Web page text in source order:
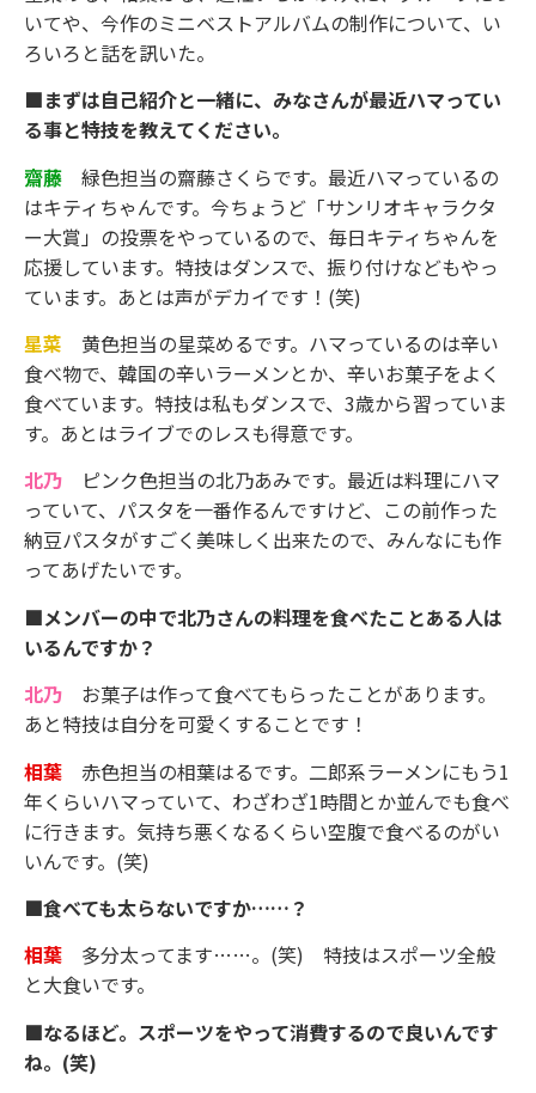
いてや、今作のミニベストアルバムの制作について、い
ろいろと話を訊いた。
■まずは自己紹介と一緒に、みなさんが最近ハマってい
る事と特技を教えてください。
齋藤 緑色担当の齋藤さくらです。最近ハマっているの
はキティちゃんです。今ちょうど「サンリオキャラクタ
ー大賞」の投票をやっているので、毎日キティちゃんを
応援しています。特技はダンスで、振り付けなどもやっ
ています。あとは声がデカイです！(笑)
星菜 黄色担当の星菜めるです。ハマっているのは辛い
食べ物で、韓国の辛いラーメンとか、辛いお菓子をよく
食べています。特技は私もダンスで、3歳から習っていま
す。あとはライブでのレスも得意です。
北乃 ピンク色担当の北乃あみです。最近は料理にハマ
っていて、パスタを一番作るんですけど、この前作った
納豆パスタがすごく美味しく出来たので、みんなにも作
ってあげたいです。
■メンバーの中で北乃さんの料理を食べたことある人は
いるんですか？
北乃 お菓子は作って食べてもらったことがあります。
あと特技は自分を可愛くすることです！
相葉 赤色担当の相葉はるです。二郎系ラーメンにもう1
年くらいハマっていて、わざわざ1時間とか並んでも食べ
に行きます。気持ち悪くなるくらい空腹で食べるのがい
いんです。(笑)
■食べても太らないですか……？
相葉 多分太ってます……。(笑) 特技はスポーツ全般
と大食いです。
■なるほど。スポーツをやって消費するので良いんです
ね。(笑)